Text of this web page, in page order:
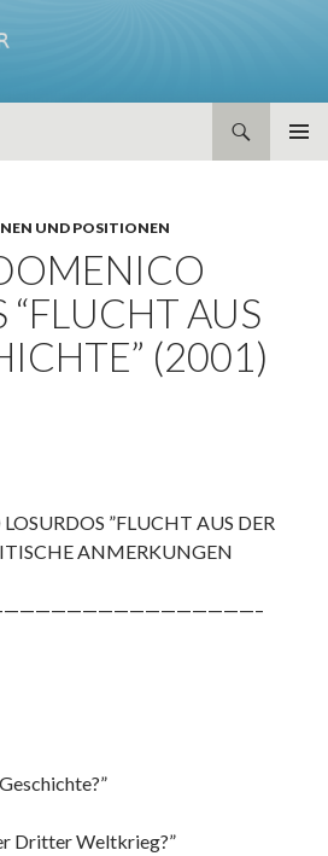
UND POSITIONEN
“FLUCHT AUS
(2001)
”FLUCHT AUS DER
ANMERKUNGEN
Dritter Weltkrieg?”